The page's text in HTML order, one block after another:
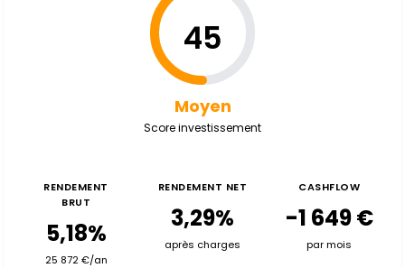
45
Moyen
Score investissement
RENDEMENT
BRUT
5,18%
25 872 €/an
RENDEMENT NET
3,29%
après charges
CASHFLOW
-1 649 €
par mois